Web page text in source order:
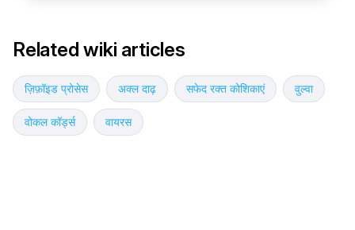
Related wiki articles
ज़िफ़ॉइड प्रोसेस अक्ल दाढ़ सफेद रक्त कोशिकाएं वुल्वा
वोकल कॉर्ड्स वायरस